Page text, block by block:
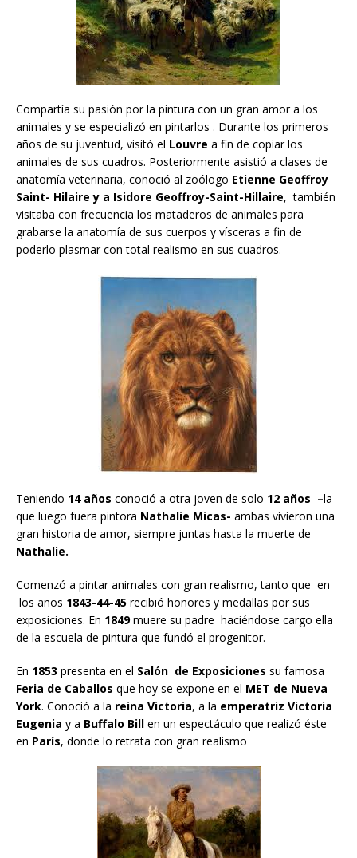
Compartía su pasión por la pintura con un gran amor a los
animales y se especializó en pintarlos . Durante los primeros
años de su juventud, visitó el Louvre a fin de copiar los
animales de sus cuadros. Posteriormente asistió a clases de
anatomía veterinaria, conoció al zoólogo Etienne Geoffroy
Saint- Hilaire y a Isidore Geoffroy-Saint-Hillaire, también
visitaba con frecuencia los mataderos de animales para
grabarse la anatomía de sus cuerpos y vísceras a fin de
poderlo plasmar con total realismo en sus cuadros.
Teniendo 14 años conoció a otra joven de solo 12 años –la
que luego fuera pintora Nathalie Micas- ambas vivieron una
gran historia de amor, siempre juntas hasta la muerte de
Nathalie.
Comenzó a pintar animales con gran realismo, tanto que en
los años 1843-44-45 recibió honores y medallas por sus
exposiciones. En 1849muere su padre haciéndose cargo ella
de la escuela de pintura que fundó el progenitor.
En 1853 presenta en el Salón de Exposiciones su famosa
Feria de Caballos que hoy se expone en el MET de Nueva
York. Conoció a la reina Victoria, a la emperatriz Victoria
Eugenia y a Buffalo Bill en un espectáculo que realizó éste
en París, donde lo retrata con gran realismo